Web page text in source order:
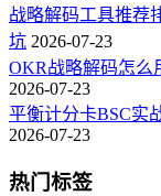
战略解码工具推荐
坑 2026-07-23
OKR战略解码怎么
2026-07-23
平衡计分卡BSC实
2026-07-23
热门标签